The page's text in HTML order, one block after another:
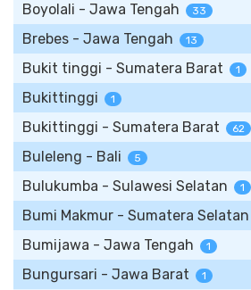
Boyolali - Jawa Tengah 33
Brebes - Jawa Tengah 13
Bukit tinggi - Sumatera Barat 1
Bukittinggi 1
Bukittinggi - Sumatera Barat 62
Buleleng - Bali 5
Bulukumba - Sulawesi Selatan 1
Bumi Makmur - Sumatera Selatan
Bumijawa - Jawa Tengah 1
Bungursari - Jawa Barat 1